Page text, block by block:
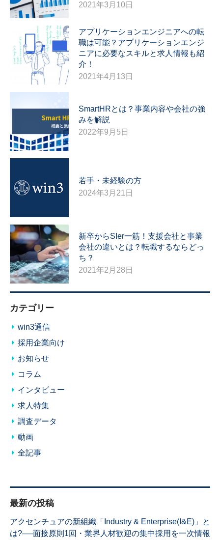
2021年3月10日
アプリケーションエンジニアへの転
職は可能？アプリケーションエンジ
ニアに必要なスキルと求人情報も紹
介！
2021年4月13日
SmartHRとは？事業内容や会社の強
みを解説
2022年9月5日
若手・未経験の方
2024年3月21日
新卒からSIer一筋！支援会社と事業
会社の違いとは？転職するならどっ
ち？
2021年2月28日
カテゴリー
win3通信
採用企業向け
お知らせ
コラム
インタビュー
求人特集
調査データ
動画
全記事
最新の投稿
アクセンチュアの新組織「Industry & Enterprise(I&E)」と
は?──面接原則1回・業界人材歓迎の集中採用を一次情報